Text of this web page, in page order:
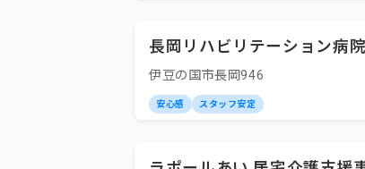
長岡リハビリテーション病
伊豆の国市長岡946
安心感 スタッフ安定